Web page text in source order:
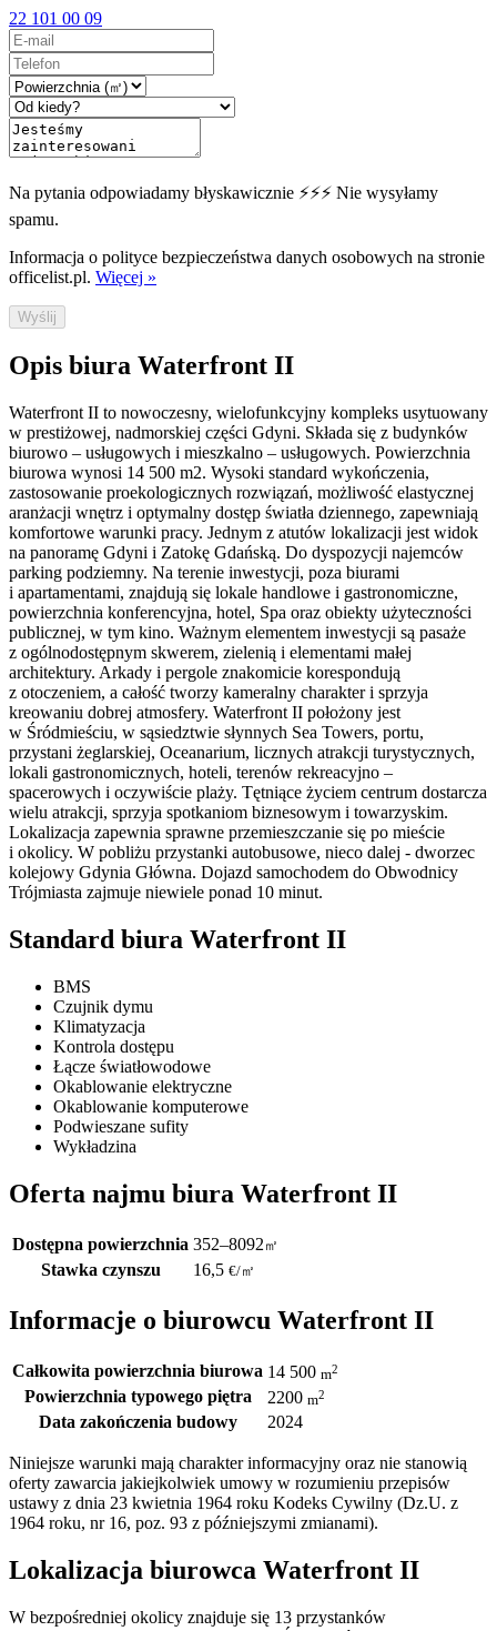
22 101 00 09
Na pytania odpowiadamy błyskawicznie ⚡⚡⚡ Nie wysyłamy
spamu.
Informacja o polityce bezpieczeństwa danych osobowych na stronie
officelist.pl. Więcej »
Wyślij
Opis biura Waterfront II
Waterfront II to nowoczesny, wielofunkcyjny kompleks usytuowany
w prestiżowej, nadmorskiej części Gdyni. Składa się z budynków
biurowo – usługowych i mieszkalno – usługowych. Powierzchnia
biurowa wynosi 14 500 m2. Wysoki standard wykończenia,
zastosowanie proekologicznych rozwiązań, możliwość elastycznej
aranżacji wnętrz i optymalny dostęp światła dziennego, zapewniają
komfortowe warunki pracy. Jednym z atutów lokalizacji jest widok
na panoramę Gdyni i Zatokę Gdańską. Do dyspozycji najemców
parking podziemny. Na terenie inwestycji, poza biurami
i apartamentami, znajdują się lokale handlowe i gastronomiczne,
powierzchnia konferencyjna, hotel, Spa oraz obiekty użyteczności
publicznej, w tym kino. Ważnym elementem inwestycji są pasaże
z ogólnodostępnym skwerem, zielenią i elementami małej
architektury. Arkady i pergole znakomicie korespondują
z otoczeniem, a całość tworzy kameralny charakter i sprzyja
kreowaniu dobrej atmosfery. Waterfront II położony jest
w Śródmieściu, w sąsiedztwie słynnych Sea Towers, portu,
przystani żeglarskiej, Oceanarium, licznych atrakcji turystycznych,
lokali gastronomicznych, hoteli, terenów rekreacyjno –
spacerowych i oczywiście plaży. Tętniące życiem centrum dostarcza
wielu atrakcji, sprzyja spotkaniom biznesowym i towarzyskim.
Lokalizacja zapewnia sprawne przemieszczanie się po mieście
i okolicy. W pobliżu przystanki autobusowe, nieco dalej - dworzec
kolejowy Gdynia Główna. Dojazd samochodem do Obwodnicy
Trójmiasta zajmuje niewiele ponad 10 minut.
Standard biura Waterfront II
BMS
Czujnik dymu
Klimatyzacja
Kontrola dostępu
Łącze światłowodowe
Okablowanie elektryczne
Okablowanie komputerowe
Podwieszane sufity
Wykładzina
Oferta najmu biura Waterfront II
Dostępna powierzchnia 352–8092 ㎡
Stawka czynszu 16,5 €/㎡
Informacje o biurowcu Waterfront II
Całkowita powierzchnia biurowa 14 500 m2
Powierzchnia typowego piętra 2200 m2
Data zakończenia budowy 2024
Niniejsze warunki mają charakter informacyjny oraz nie stanowią
oferty zawarcia jakiejkolwiek umowy w rozumieniu przepisów
ustawy z dnia 23 kwietnia 1964 roku Kodeks Cywilny (Dz.U. z
1964 roku, nr 16, poz. 93 z późniejszymi zmianami).
Lokalizacja biurowca Waterfront II
W bezpośredniej okolicy znajduje się 13 przystanków